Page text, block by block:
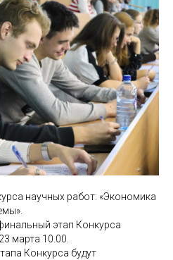
научных работ: «Экономика
этап Конкурса
марта 10.00.
Конкурса будут